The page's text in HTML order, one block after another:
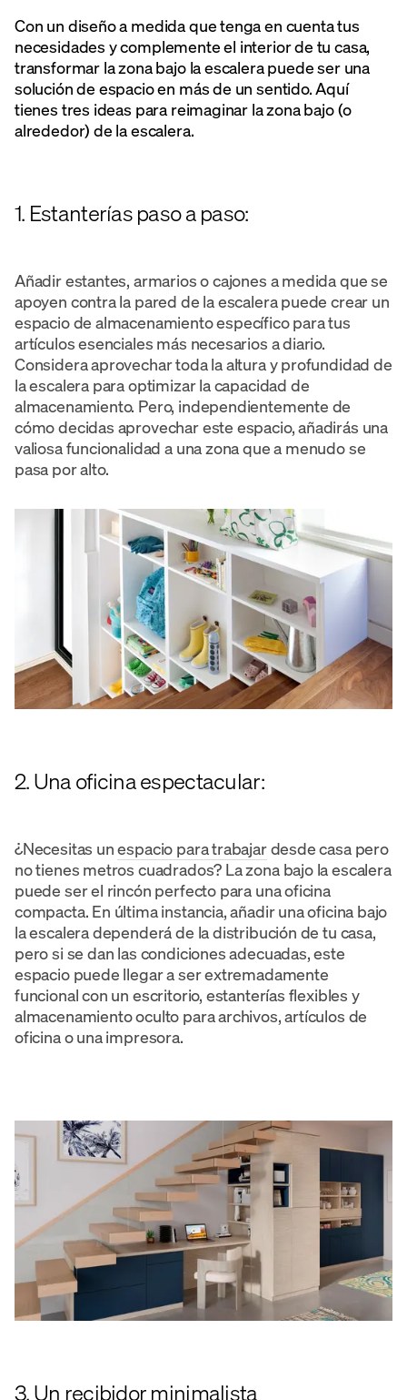
Con un diseño a medida que tenga en cuenta tus
necesidades y complemente el interior de tu casa,
transformar la zona bajo la escalera puede ser una
solución de espacio en más de un sentido. Aquí
tienes tres ideas para reimaginar la zona bajo (o
alrededor) de la escalera.
1. Estanterías paso a paso:
Añadir estantes, armarios o cajones a medida que se
apoyen contra la pared de la escalera puede crear un
espacio de almacenamiento específico para tus
artículos esenciales más necesarios a diario.
Considera aprovechar toda la altura y profundidad de
la escalera para optimizar la capacidad de
almacenamiento. Pero, independientemente de
cómo decidas aprovechar este espacio, añadirás una
valiosa funcionalidad a una zona que a menudo se
pasa por alto.
2. Una oficina espectacular:
¿Necesitas unespacio para trabajardesde casa pero
no tienes metros cuadrados? La zona bajo la escalera
puede ser el rincón perfecto para una oficina
compacta. En última instancia, añadir una oficina bajo
la escalera dependerá de la distribución de tu casa,
pero si se dan las condiciones adecuadas, este
espacio puede llegar a ser extremadamente
funcional con un escritorio, estanterías flexibles y
almacenamiento oculto para archivos, artículos de
oficina o una impresora.
3. Un recibidor minimalista